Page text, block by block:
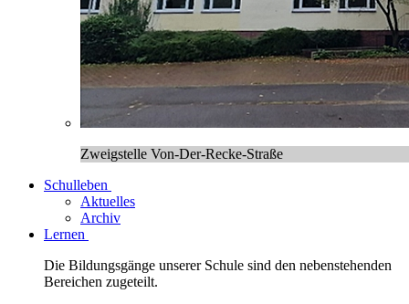
Zweigstelle Von-Der-Recke-Straße
Schulleben
Aktuelles
Archiv
Lernen
Die Bildungsgänge unserer Schule sind den nebenstehenden
Bereichen zugeteilt.